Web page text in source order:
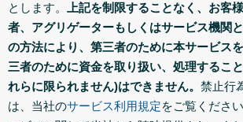
とします。
上記を制限することなく、お客
者、アグリゲーターもしくはサービス機関
の方法により、第三者のために本サービス
三者のために資金を取り扱い、処理するこ
れらに限られません)はできません。 禁止行
は、当社のサービス利用規定をご覧くださ